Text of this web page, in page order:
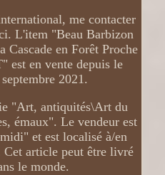
me contacter
L'item "Beau Barbizon
Cascade en Forêt Proche
est en vente depuis le
2021.
"Art, antiquités\Art du
émaux". Le vendeur est
et est localisé à/en
Cet article peut être livré
le monde.